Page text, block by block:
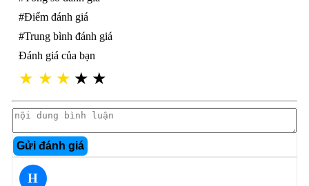
#Điểm đánh giá
#Trung bình đánh giá
Đánh giá của bạn
★ ★ ★ ★ ★
Gửi đánh giá
H